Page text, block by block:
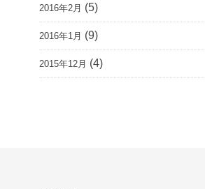
2016年2月 (5)
2016年1月 (9)
2015年12月 (4)